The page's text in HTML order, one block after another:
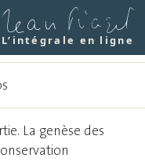
L’intégrale en ligne
La genèse des